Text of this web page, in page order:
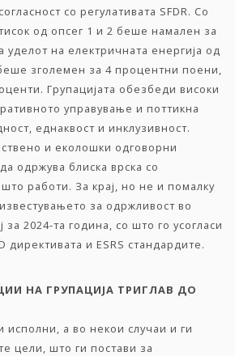
со регулативата SFDR. Со
од опсег 1 и 2 беше намален за
уделот на електричната енергија од
зголемен за 4 процентни поени,
Групацијата обезбеди високи
управување и поттикна
еднаквост и инклузивност.
и еколошки одговорни
одржува блиска врска со
работи. За крај, но не и помалку
за одржливост во
2024-та година, со што го усогласи
директивата и ESRS стандардите.
НА ГРУПАЦИЈА ТРИГЛАВ ДО
исполни, а во некои случаи и ги
цели, што ги постави за